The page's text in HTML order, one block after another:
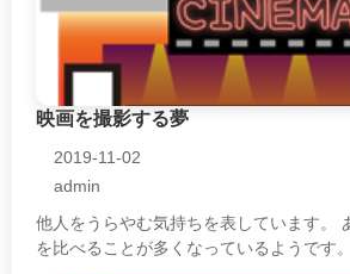
映画を撮影する夢
2019-11-02
admin
他人をうらやむ気持ちを表しています。 あなたは自分と他人
を比べることが多くなっているようです。 意識や気持ちは自